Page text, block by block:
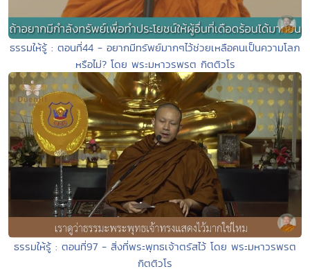
ธรรมให้รู้ : ตอนที่44 - อยากมีทรัพย์มากๆไว้ช่วยเหลือคนเป็นความโลภ
หรือไม่? โดย พระมหาวรพรต กิตติวโร
ธรรมให้รู้ : ตอนที่97 - สิ่งที่พระพุทธเจ้าตรัสไว้ โดย พระมหาวรพรต
กิตติวโร